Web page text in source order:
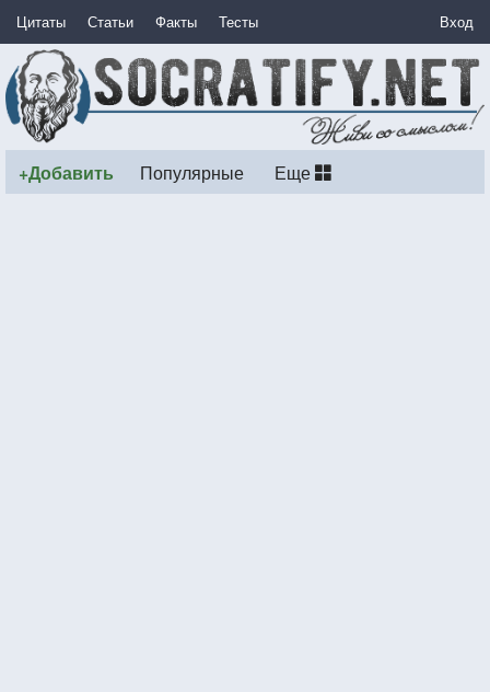
Цитаты Статьи Факты Тесты Вход
+Добавить Популярные Еще